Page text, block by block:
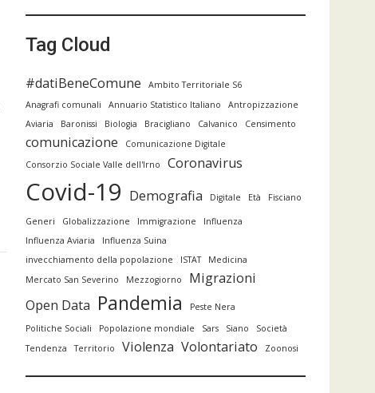
Tag Cloud
#datiBeneComune
Ambito Territoriale S6
Anagrafi comunali
Annuario Statistico Italiano
Antropizzazione
Aviaria
Baronissi Biologia Bracigliano Calvanico Censimento
comunicazione
Comunicazione Digitale
Consorzio Sociale Valle dell'Irno
Coronavirus
Covid-19 Demografia Digitale Età Fisciano
Generi Globalizzazione Immigrazione
Influenza
Influenza Aviaria
Influenza Suina
invecchiamento della popolazione
ISTAT
Medicina
Mercato San Severino
Mezzogiorno
Migrazioni
Open Data Pandemia
Peste Nera
Politiche Sociali
Popolazione mondiale Sars Siano
Società
Tendenza
Territorio Violenza Volontariato Zoonosi